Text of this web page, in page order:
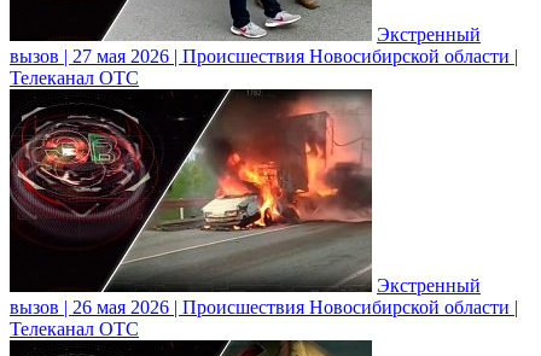
Экстренный
вызов | 27 мая 2026 | Происшествия Новосибирской области |
Телеканал ОТС
Экстренный
вызов | 26 мая 2026 | Происшествия Новосибирской области |
Телеканал ОТС